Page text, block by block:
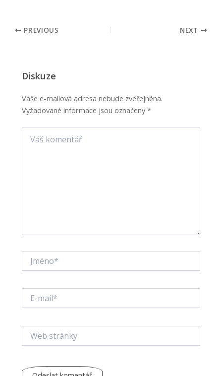
PREVIOUS NEXT
Diskuze
Vaše e-mailová adresa nebude zveřejněna.
Vyžadované informace jsou označeny*
komentář
mail*
stránky